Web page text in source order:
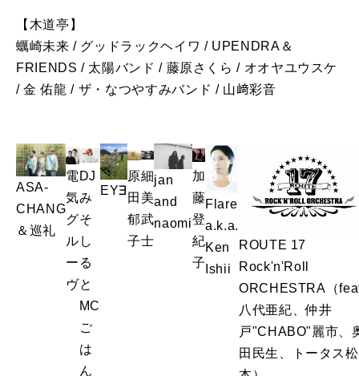
【木道亭】
蠣崎未来 / グッドラックヘイワ / UPENDRA＆
FRIENDS / 太陽バンド / 藤原さくら / オオヤユウスケ
/ 金 佑龍 / ザ・なつやすみバンド / 山﨑彩音
ASA-
CHANG
＆巡礼
電
気
グ
ル
ー
ヴ
DJ
み
そ
し
る
と
MC
ご
は
ん
EY∃
原
田
郁
子
細
美
武
士
jan
and
naomi
加
藤
登
紀
子
Flare
a.k.a.
Ken
Ishii
ROUTE 17
Rock'n'Roll
ORCHESTRA（
八代亜紀、仲井
戸"CHABO"麗市、
田民生、トータス松